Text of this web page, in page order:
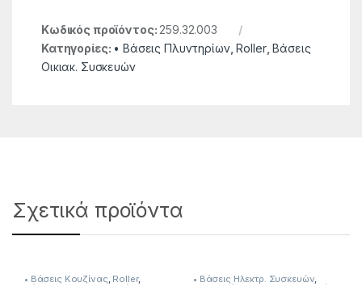
Κωδικός προϊόντος: 259.32.003
Κατηγορίες: • Βάσεις Πλυντηρίων,Roller,Βάσεις
Οικιακ. Συσκευών
Σχετικά προϊόντα
• Βάσεις Κουζίνας Roller,
Βάσεις Οικιακ. Συσκευών
• Βάσεις Ηλεκτρ. Συσκευών
Βάσεις Οικιακ. Συσκευών